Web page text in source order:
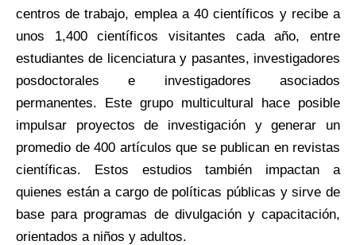
centros de trabajo, emplea a 40 científicos y recibe a
unos 1,400 científicos visitantes cada año, entre
estudiantes de licenciatura y pasantes, investigadores
posdoctorales e investigadores asociados
permanentes. Este grupo multicultural hace posible
impulsar proyectos de investigación y generar un
promedio de 400 artículos que se publican en revistas
científicas. Estos estudios también impactan a
quienes están a cargo de políticas públicas y sirve de
base para programas de divulgación y capacitación,
orientados a niños y adultos.